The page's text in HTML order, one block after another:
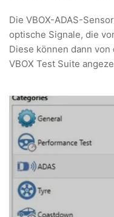
Die VBOX-ADAS-
optische Signale, die
Diese können dann
VBOX Test Suite